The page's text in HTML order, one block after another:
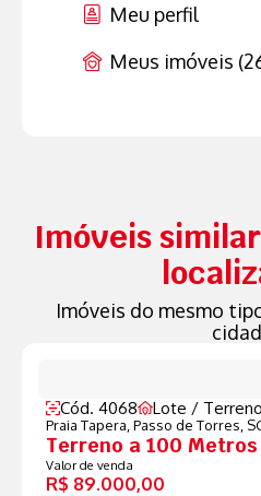
Meu perfil
Meus imóveis
Imóveis
Imóveis do mesmo
Cód. 4068 Lote / Terreno
Praia Tapera, Passo de Torres,
Terreno a 100
Valor de venda
R$ 89.000,00